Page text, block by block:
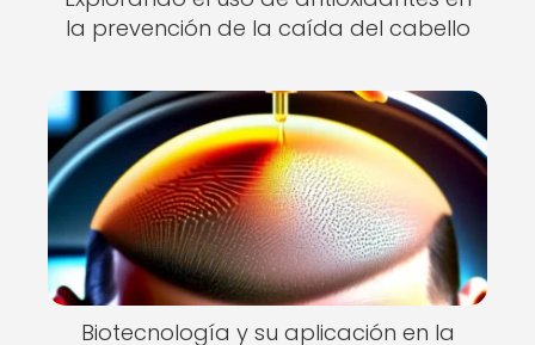
la prevención de la caída del cabello
Biotecnología y su aplicación en la